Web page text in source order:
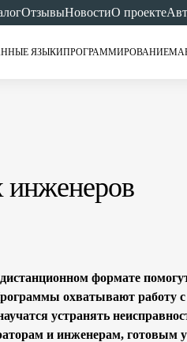
ОтзывыНовостиО проекте
ЯЗЫКИПРОГРАММИРОВАНИЕ
инженеров
формате
охватывают работу
устранять
и инженерам, готовым